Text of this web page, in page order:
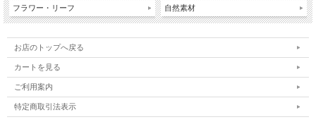
フラワー・リーフ 自然素材
お店のトップへ戻る
カートを見る
ご利用案内
特定商取引法表示